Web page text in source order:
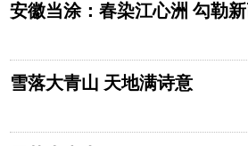
安徽当涂：春染江心洲 勾勒
雪落大青山 天地满诗意